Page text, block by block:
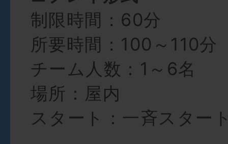
制限時間：60分
所要時間：100～110分
チーム人数：1～6名
場所：屋内
スタート：一斉スター